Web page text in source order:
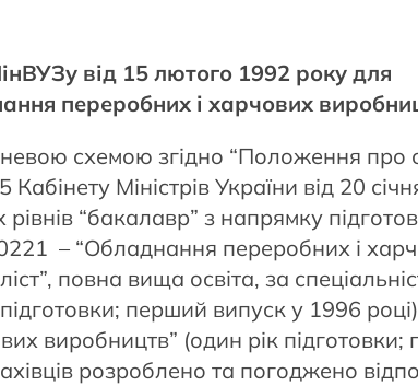
від 15 лютого 1992 року для
переробних і харчових
схемою згідно “Положення про
Міністрів України від 20
“бакалавр” з напрямку
– “Обладнання переробних і
повна вища освіта, за
перший випуск у 1996
виробництв” (один рік
розроблено та погоджено